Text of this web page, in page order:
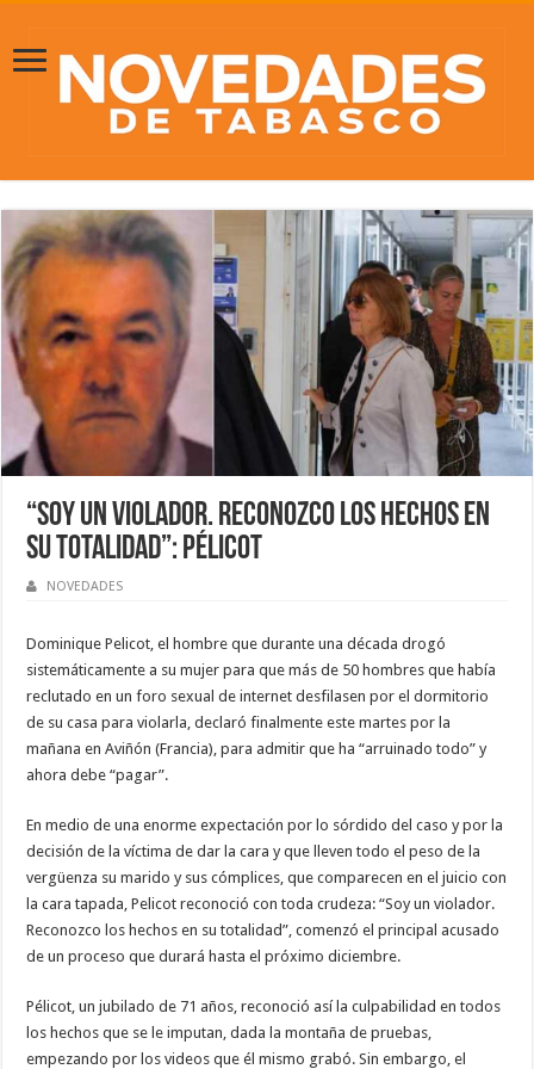
“Soy un violador. Reconozco los hechos en
su totalidad”: Pélicot
NOVEDADES
Dominique Pelicot, el hombre que durante una década drogó
sistemáticamente a su mujer para que más de 50 hombres que había
reclutado en un foro sexual de internet desfilasen por el dormitorio
de su casa para violarla, declaró finalmente este martes por la
mañana en Aviñón (Francia), para admitir que ha “arruinado todo” y
ahora debe “pagar”.
En medio de una enorme expectación por lo sórdido del caso y por la
decisión de la víctima de dar la cara y que lleven todo el peso de la
vergüenza su marido y sus cómplices, que comparecen en el juicio con
la cara tapada, Pelicot reconoció con toda crudeza: “Soy un violador.
Reconozco los hechos en su totalidad”, comenzó el principal acusado
de un proceso que durará hasta el próximo diciembre.
Pélicot, un jubilado de 71 años, reconoció así la culpabilidad en todos
los hechos que se le imputan, dada la montaña de pruebas,
empezando por los videos que él mismo grabó. Sin embargo, el